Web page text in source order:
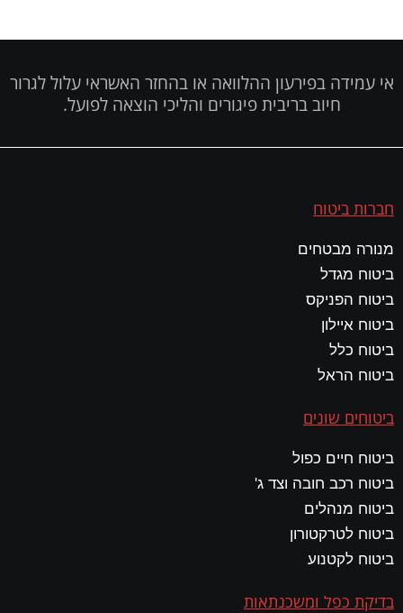
אי עמידה בפירעון ההלוואה או בהחזר האשראי עלול לגרור
חיוב בריבית פיגורים והליכי הוצאה לפועל.
חברות ביטוח
מנורה מבטחים
ביטוח מגדל
ביטוח הפניקס
ביטוח איילון
ביטוח כלל
ביטוח הראל
ביטוחים שונים
ביטוח חיים כפול
ביטוח רכב חובה וצד ג'
ביטוח מנהלים
ביטוח לטרקטורון
ביטוח לקטנוע
בדיקת כפל ומשכנתאות